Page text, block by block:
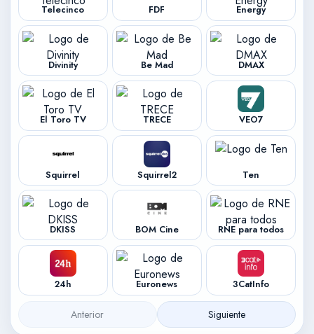
Telecinco FDF Energy
Divinity Be Mad DMAX
El Toro TV TRECE VEO7
Squirrel Squirrel2 Ten
DKISS BOM Cine RNE para todos
24h Euronews 3CatInfo
Anterior Siguiente